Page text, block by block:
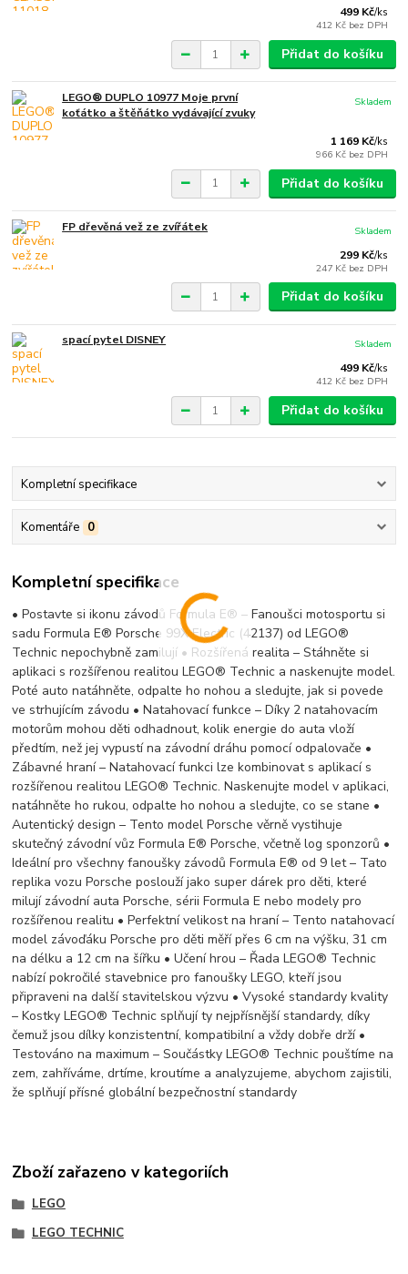
499 Kč/ks
412 Kč bez DPH
Přidat do košíku
LEGO® DUPLO 10977 Moje první
koťátko a štěňátko vydávající zvuky
1 169 Kč/ks
966 Kč bez DPH
Skladem
Přidat do košíku
FP dřevěná vež ze zvířátek
299 Kč/ks
247 Kč bez DPH
Skladem
Přidat do košíku
spací pytel DISNEY
499 Kč/ks
412 Kč bez DPH
Skladem
Přidat do košíku
Kompletní specifikace
Komentáře 0
Kompletní specifikace
• Postavte si ikonu závodů Formula E® – Fanoušci motosportu si
sadu Formula E® Porsche 99X Electric (42137) od LEGO®
Technic nepochybně zamilují • Rozšířená realita – Stáhněte si
aplikaci s rozšířenou realitou LEGO® Technic a naskenujte model.
Poté auto natáhněte, odpalte ho nohou a sledujte, jak si povede
ve strhujícím závodu • Natahovací funkce – Díky 2 natahovacím
motorům mohou děti odhadnout, kolik energie do auta vloží
předtím, než jej vypustí na závodní dráhu pomocí odpalovače •
Zábavné hraní – Natahovací funkci lze kombinovat s aplikací s
rozšířenou realitou LEGO® Technic. Naskenujte model v aplikaci,
natáhněte ho rukou, odpalte ho nohou a sledujte, co se stane •
Autentický design – Tento model Porsche věrně vystihuje
skutečný závodní vůz Formula E® Porsche, včetně log sponzorů •
Ideální pro všechny fanoušky závodů Formula E® od 9 let – Tato
replika vozu Porsche poslouží jako super dárek pro děti, které
milují závodní auta Porsche, sérii Formula E nebo modely pro
rozšířenou realitu • Perfektní velikost na hraní – Tento natahovací
model závoďáku Porsche pro děti měří přes 6 cm na výšku, 31 cm
na délku a 12 cm na šířku • Učení hrou – Řada LEGO® Technic
nabízí pokročilé stavebnice pro fanoušky LEGO, kteří jsou
připraveni na další stavitelskou výzvu • Vysoké standardy kvality
– Kostky LEGO® Technic splňují ty nejpřísnější standardy, díky
čemuž jsou dílky konzistentní, kompatibilní a vždy dobře drží •
Testováno na maximum – Součástky LEGO® Technic pouštíme na
zem, zahříváme, drtíme, kroutíme a analyzujeme, abychom zajistili,
že splňují přísné globální bezpečnostní standardy
Zboží zařazeno v kategoriích
LEGO
LEGO TECHNIC